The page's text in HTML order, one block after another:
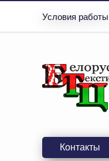
Условия работы
Контакты